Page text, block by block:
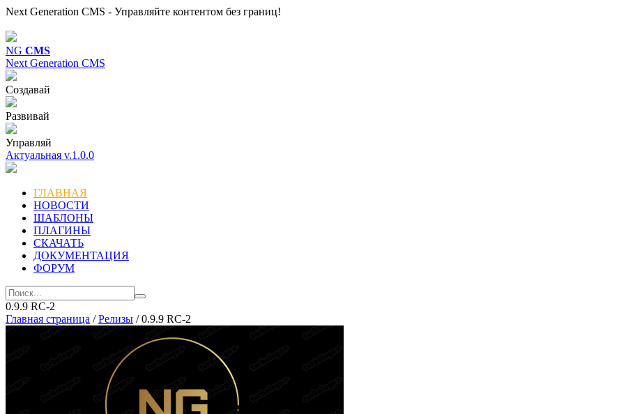
Next Generation CMS - Управляйте контентом без границ!
NG CMS
Next Generation CMS
Создавай
Развивай
Управляй
Актуальная v.1.0.0
ГЛАВНАЯ
НОВОСТИ
ШАБЛОНЫ
ПЛАГИНЫ
СКАЧАТЬ
ДОКУМЕНТАЦИЯ
ФОРУМ
0.9.9 RC-2
Главная страница /Релизы / 0.9.9 RC-2